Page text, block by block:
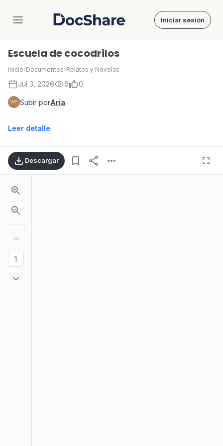
DocShare Iniciar sesión
Escuela de cocodrilos
Inicio›Documentos›Relatos y Novelas
Jul 3, 2026 6 0
Subir porAria
Leer detalle
Descargar